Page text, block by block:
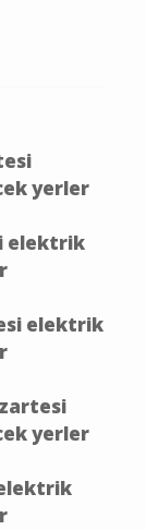
yerler
elektrik
elektrik
yerler